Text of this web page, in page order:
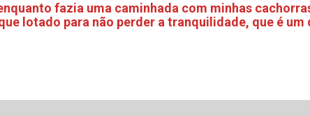
fazia uma caminhada com minhas
lotado para não perder a tranquilidade, que é um